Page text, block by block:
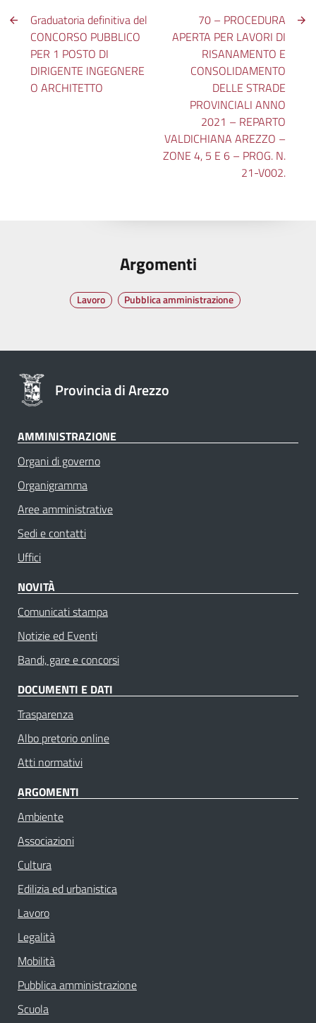
Graduatoria definitiva del
CONCORSO PUBBLICO
PER 1 POSTO DI
DIRIGENTE INGEGNERE
O ARCHITETTO
70 – PROCEDURA
APERTA PER LAVORI DI
RISANAMENTO E
CONSOLIDAMENTO
DELLE STRADE
PROVINCIALI ANNO
2021 – REPARTO
VALDICHIANA AREZZO –
ZONE 4, 5 E 6 – PROG. N.
21-V002.
Argomenti
Lavoro Pubblica amministrazione
Provincia di Arezzo
AMMINISTRAZIONE
Organi di governo
Organigramma
Aree amministrative
Sedi e contatti
Uffici
NOVITÀ
Comunicati stampa
Notizie ed Eventi
Bandi, gare e concorsi
DOCUMENTI E DATI
Trasparenza
Albo pretorio online
Atti normativi
ARGOMENTI
Ambiente
Associazioni
Cultura
Edilizia ed urbanistica
Lavoro
Legalità
Mobilità
Pubblica amministrazione
Scuola